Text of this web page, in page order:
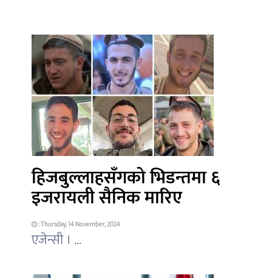
हिजबुल्लाहसँगको भिडन्तमा ६
इजरायली सैनिक मारिए
: Thursday, 14 November, 2024
एजेन्सी । ...